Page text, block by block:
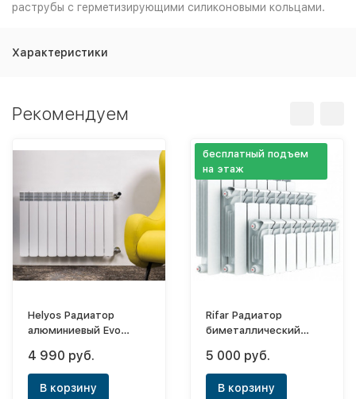
раструбы с герметизирующими силиконовыми кольцами.
Характеристики
Рекомендуем
Helyos Радиатор
алюминиевый Evo
4 990 руб.
В корзину
бесплатный подъем
на этаж
Rifar Радиатор
биметаллический
350х5 (боковое)
5 000 руб.
В корзину